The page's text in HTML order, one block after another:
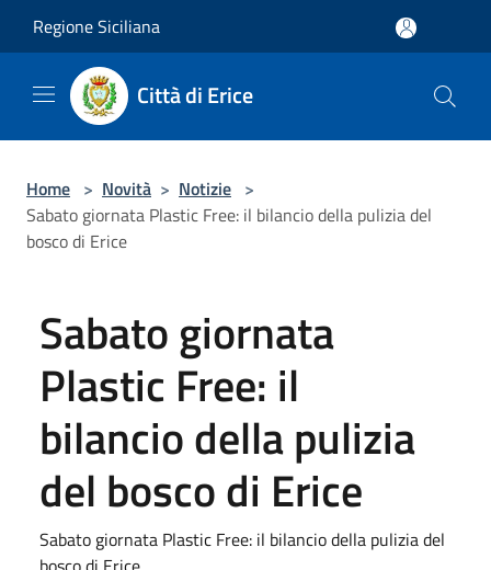
Regione Siciliana
Città di Erice
Home > Novità > Notizie >
Sabato giornata Plastic Free: il bilancio della pulizia del
bosco di Erice
Sabato giornata
Plastic Free: il
bilancio della pulizia
del bosco di Erice
Sabato giornata Plastic Free: il bilancio della pulizia del